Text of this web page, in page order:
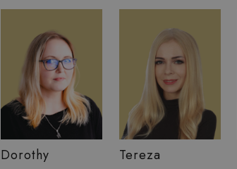
Dorothy
Tereza